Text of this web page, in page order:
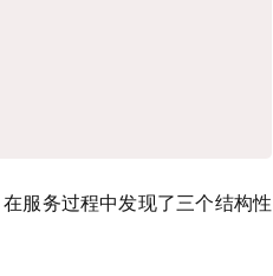
服务过程中发现了三个结构性